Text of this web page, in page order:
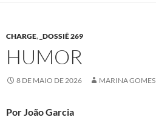
CHARGE, _DOSSIÊ 269
HUMOR
8 DE MAIO DE 2026 MARINA GOMES
Por João Garcia